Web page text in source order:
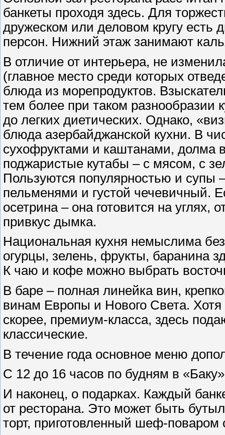
банкеты проходя здесь. Для
дружеском или деловом кругу есть
персон. Нижний этаж занимают
В отличие от интерьера, не
(главное место среди которых
блюда из морепродуктов.
тем более при таком
до легких диетических. Однако,
блюда азербайджанской кухни. В
сухофруктами и каштанами, долма
поджаристые кутабы – с мясом, с
Пользуются популярностью и
пельменями и густой чечевичный.
осетрина – она готовится на
привкус дымка.
Национальная кухня немыслима
огурцы, зелень, фрукты, баранина
К чаю и кофе можно выбрать
В баре – полная линейка вин,
винам Европы и Нового Света. Хотя
скорее, премиум-класса, здесь
классические.
В течение года основное меню
С 12 до 16 часов по будням в
И наконец, о подарках. Каждый
от ресторана. Это может быть
торт, приготовленный шеф-поваром